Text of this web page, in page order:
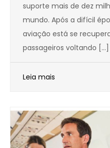
suporte mais de dez
mundo. Após a difícil
aviação está se
passageiros voltando […]
Leia mais